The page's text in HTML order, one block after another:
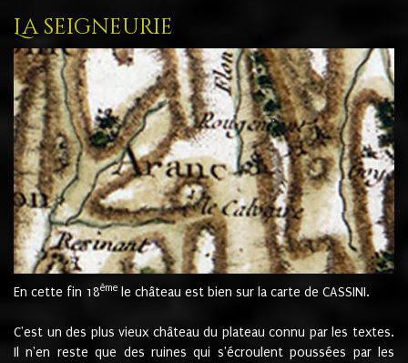
La seigneurie
En cette fin 18ème le château est bien sur la carte de CASSINI.
C'est un des plus vieux château du plateau connu par les textes.
Il n'en reste que des ruines qui s'écroulent poussées par les